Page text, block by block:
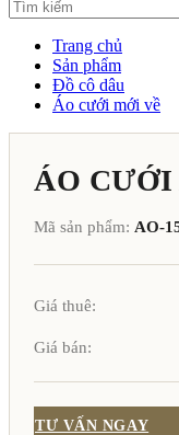
Trang chủ
Sản phẩm
Đồ cô dâu
Áo cưới mới về
ÁO CƯỚI
Mã sản phẩm: AO-
Giá thuê:
Giá bán:
TƯ VẤN NGAY